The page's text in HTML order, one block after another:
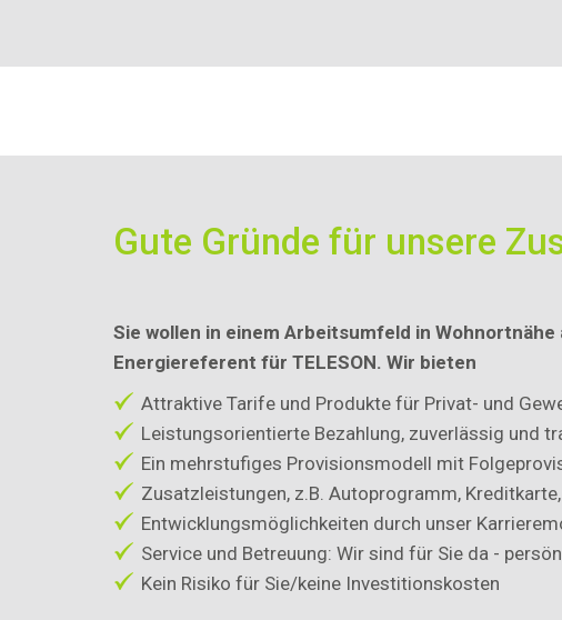
Gute Gründe für unsere
Sie wollen in einem Arbeitsumfeld in
Energiereferent für TELESON. Wir bieten
Attraktive Tarife und Produkte für Privat- und
Leistungsorientierte Bezahlung, zuverlässig und
Ein mehrstufiges Provisionsmodell mit
Zusatzleistungen, z.B. Autoprogramm,
Entwicklungsmöglichkeiten durch unser
Service und Betreuung: Wir sind für Sie da -
Kein Risiko für Sie/keine Investitionskosten